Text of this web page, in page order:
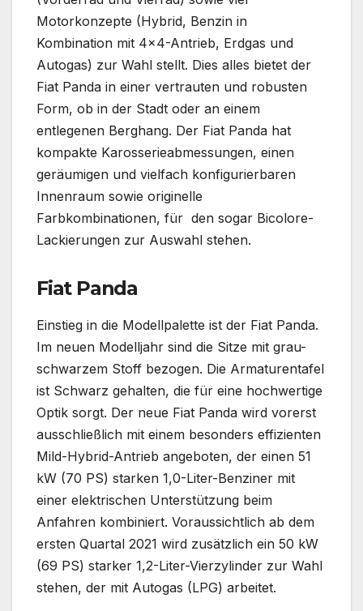
Motorkonzepte (Hybrid, Benzin in
Kombination mit 4×4-Antrieb, Erdgas und
Autogas) zur Wahl stellt. Dies alles bietet der
Fiat Panda in einer vertrauten und robusten
Form, ob in der Stadt oder an einem
entlegenen Berghang. Der Fiat Panda hat
kompakte Karosserieabmessungen, einen
geräumigen und vielfach konfigurierbaren
Innenraum sowie originelle
Farbkombinationen, für den sogar Bicolore-
Lackierungen zur Auswahl stehen.
Fiat Panda
Einstieg in die Modellpalette ist der Fiat Panda.
Im neuen Modelljahr sind die Sitze mit grau-
schwarzem Stoff bezogen. Die Armaturentafel
ist Schwarz gehalten, die für eine hochwertige
Optik sorgt. Der neue Fiat Panda wird vorerst
ausschließlich mit einem besonders effizienten
Mild-Hybrid-Antrieb angeboten, der einen 51
kW (70 PS) starken 1,0-Liter-Benziner mit
einer elektrischen Unterstützung beim
Anfahren kombiniert. Voraussichtlich ab dem
ersten Quartal 2021 wird zusätzlich ein 50 kW
(69 PS) starker 1,2-Liter-Vierzylinder zur Wahl
stehen, der mit Autogas (LPG) arbeitet.